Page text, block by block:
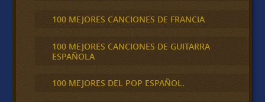
100 MEJORES CANCIONES DE FRANCIA
100 MEJORES CANCIONES DE GUITARRA
ESPAÑOLA
100 MEJORES DEL POP ESPAÑOL.